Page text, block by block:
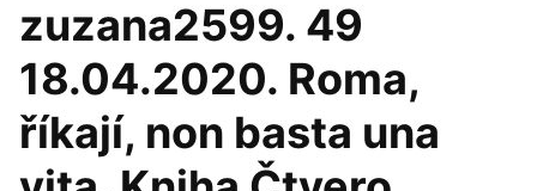
zuzana2599. 49
18.04.2020. Roma,
říkají, non basta una